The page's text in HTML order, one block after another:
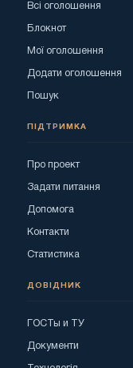
Всі оголошення
Блокнот
Мої оголошення
Додати оголошення
Пошук
ПІДТРИМКА
Про проект
Задати питання
Допомога
Контакти
Статистика
ДОВІДНИК
ГОСТы и ТУ
Документи